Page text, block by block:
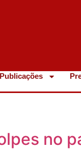
Publicações
no